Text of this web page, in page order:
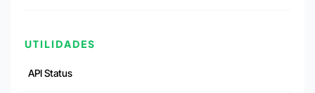
UTILIDADES
API Status